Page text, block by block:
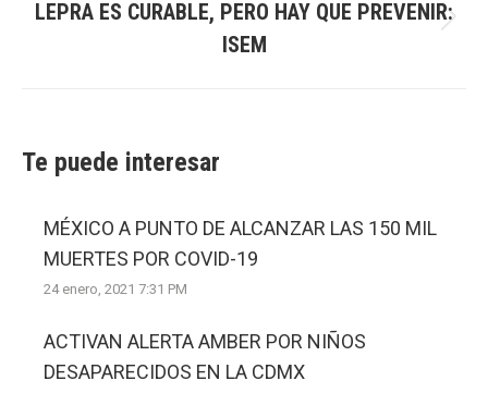
post:
LEPRA ES CURABLE, PERO HAY QUE PREVENIR:
ISEM
Te puede interesar
MÉXICO A PUNTO DE ALCANZAR LAS 150 MIL
MUERTES POR COVID-19
24 enero, 2021 7:31 PM
ACTIVAN ALERTA AMBER POR NIÑOS
DESAPARECIDOS EN LA CDMX